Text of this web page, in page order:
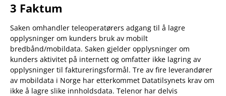
3 Faktum
Saken omhandler teleoperatørers adgang til å lagre
opplysninger om kunders bruk av mobilt
bredbånd/mobildata. Saken gjelder opplysninger om
kunders aktivitet på internett og omfatter ikke lagring av
opplysninger til faktureringsformål. Tre av fire leverandører
av mobildata i Norge har etterkommet Datatilsynets krav om
ikke å lagre slike innholdsdata. Telenor har delvis